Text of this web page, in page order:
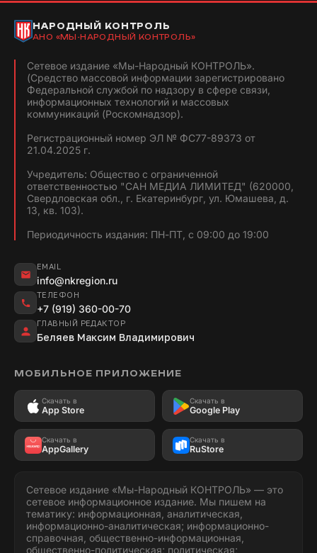
НАРОДНЫЙ КОНТРОЛЬ
АНО «МЫ-НАРОДНЫЙ КОНТРОЛЬ»
Сетевое издание «Мы-Народный КОНТРОЛЬ».
(Средство массовой информации зарегистрировано
Федеральной службой по надзору в сфере связи,
информационных технологий и массовых
коммуникаций (Роскомнадзор).
Регистрационный номер ЭЛ № ФС77-89373 от
21.04.2025 г.
Учредитель: Общество с ограниченной
ответственностью "САН МЕДИА ЛИМИТЕД" (620000,
Свердловская обл., г. Екатеринбург, ул. Юмашева, д.
13, кв. 103).
Периодичность издания: ПН-ПТ, с 09:00 до 19:00
EMAIL
info@nkregion.ru
ТЕЛЕФОН
+7 (919) 360-00-70
ГЛАВНЫЙ РЕДАКТОР
Беляев Максим Владимирович
МОБИЛЬНОЕ ПРИЛОЖЕНИЕ
Скачать в
App Store
Скачать в
Google Play
Скачать в
AppGallery
Скачать в
RuStore
Сетевое издание «Мы-Народный КОНТРОЛЬ» — это
сетевое информационное издание. Мы пишем на
тематику: информационная, аналитическая,
информационно-аналитическая; информационно-
справочная, общественно-информационная,
общественно-политическая; политическая;